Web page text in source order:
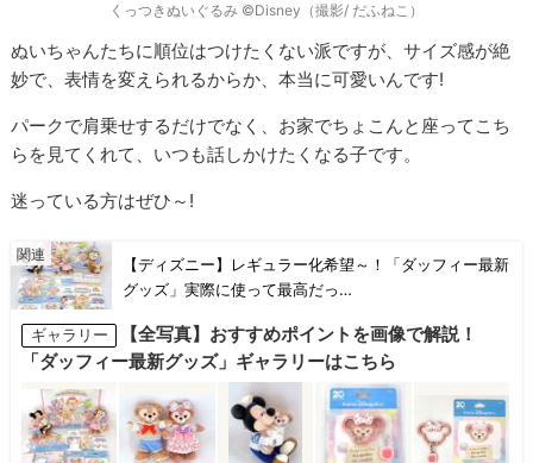
くっつきぬいぐるみ ©Disney（撮影/ だふねこ）
ぬいちゃんたちに順位はつけたくない派ですが、サイズ感が絶
妙で、表情を変えられるからか、本当に可愛いんです!
パークで肩乗せするだけでなく、お家でちょこんと座ってこち
らを見てくれて、いつも話しかけたくなる子です。
迷っている方はぜひ～!
【ディズニー】レギュラー化希望～！「ダッフィー最新
グッズ」実際に使って最高だっ…
ギャラリー
【全写真】おすすめポイントを画像で解説！
「ダッフィー最新グッズ」ギャラリーはこちら